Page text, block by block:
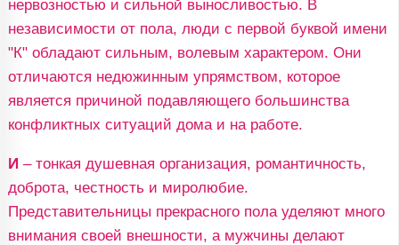
нервозностью и сильной выносливостью. В
независимости от пола, люди с первой буквой имени
"К" обладают сильным, волевым характером. Они
отличаются недюжинным упрямством, которое
является причиной подавляющего большинства
конфликтных ситуаций дома и на работе.
И – тонкая душевная организация, романтичность,
доброта, честность и миролюбие.
Представительницы прекрасного пола уделяют много
внимания своей внешности, а мужчины делают